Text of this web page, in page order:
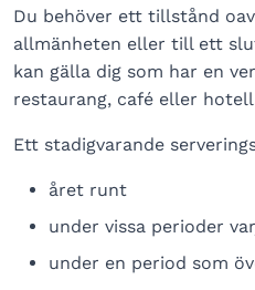
Du behöver ett tillstånd
allmänheten eller till ett
kan gälla dig som har en
restaurang, café eller
Ett stadigvarande
året runt
under vissa perioder
under en period som